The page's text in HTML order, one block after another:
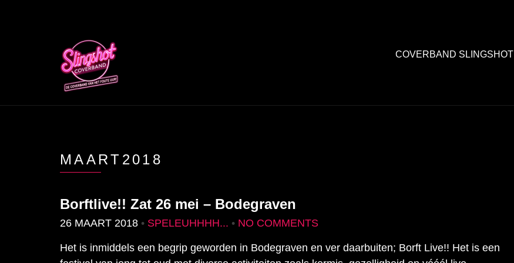
COVERBAND SLINGSHOT
MAART2018
Borftlive!! Zat 26 mei – Bodegraven
26 MAART 2018 • SPELEUHHHH... • NO COMMENTS
Het is inmiddels een begrip geworden in Bodegraven en ver daarbuiten; Borft Live!! Het is een